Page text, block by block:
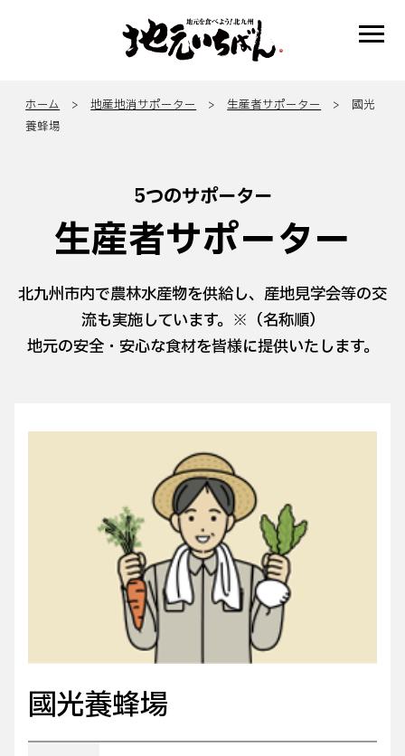
ホーム >地産地消サポーター >生産者サポーター
> 國光
養蜂場
5つのサポーター
生産者サポーター
北九州市内で農林水産物を供給し、産地見学会等の交
流も実施しています。※（名称順）
地元の安全・安心な食材を皆様に提供いたします。
國光養蜂場